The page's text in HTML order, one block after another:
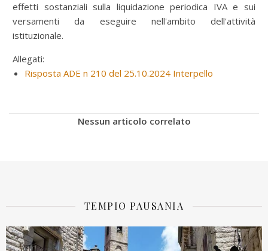
effetti sostanziali sulla liquidazione periodica IVA e sui
versamenti da eseguire nell'ambito dell'attività
istituzionale.
Allegati:
Risposta ADE n 210 del 25.10.2024 Interpello
Nessun articolo correlato
TEMPIO PAUSANIA